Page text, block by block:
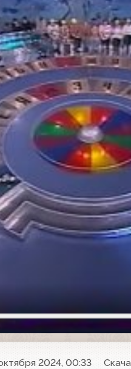
2024, 00:33